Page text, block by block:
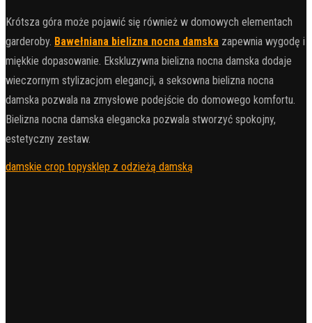
Krótsza góra może pojawić się również w domowych elementach
garderoby. Bawełniana bielizna nocna damska zapewnia wygodę i
miękkie dopasowanie. Ekskluzywna bielizna nocna damska dodaje
wieczornym stylizacjom elegancji, a seksowna bielizna nocna
damska pozwala na zmysłowe podejście do domowego komfortu.
Bielizna nocna damska elegancka pozwala stworzyć spokojny,
estetyczny zestaw.
damskie crop topysklep z odzieżą damską